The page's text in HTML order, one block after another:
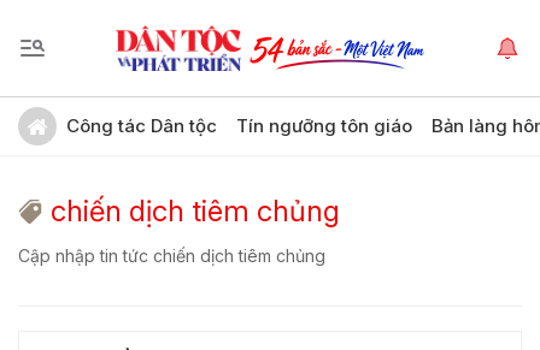
Công tác Dân tộc Tín ngưỡng tôn giáo Bản làng
chiến dịch tiêm chủng
Cập nhập tin tức chiến dịch tiêm chủng